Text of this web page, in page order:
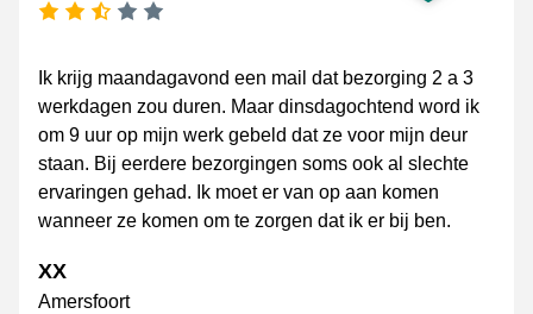
Ik krijg maandagavond een mail dat bezorging 2 a 3
werkdagen zou duren. Maar dinsdagochtend word ik
om 9 uur op mijn werk gebeld dat ze voor mijn deur
staan. Bij eerdere bezorgingen soms ook al slechte
ervaringen gehad. Ik moet er van op aan komen
wanneer ze komen om te zorgen dat ik er bij ben.
XX
Amersfoort